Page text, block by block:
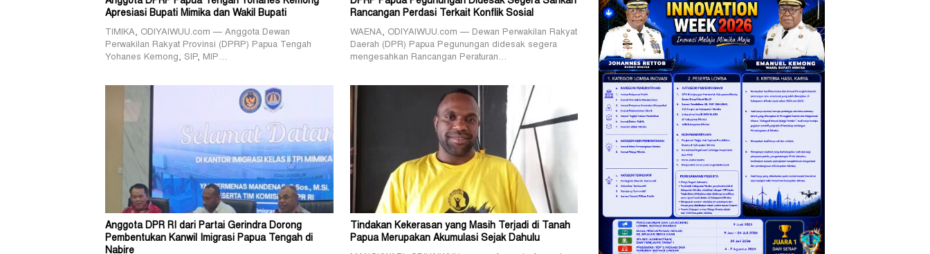
Apresiasi Bupati Mimika dan Wakil Bupati
TIMIKA, ODIYAIWUU.com — Anggota Dewan
Perwakilan Rakyat Provinsi (DPRP) Papua Tengah
Yohanes Kemong, SIP, MIP…
Rancangan Perdasi Terkait Konflik Sosial
WAENA, ODIYAIWUU.com — Dewan Perwakilan Rakyat
Daerah (DPR) Papua Pegunungan didesak segera
mengesahkan Rancangan Peraturan…
Anggota DPR RI dari Partai Gerindra Dorong
Pembentukan Kanwil Imigrasi Papua Tengah di
Nabire
Tindakan Kekerasan yang Masih Terjadi di Tanah
Papua Merupakan Akumulasi Sejak Dahulu